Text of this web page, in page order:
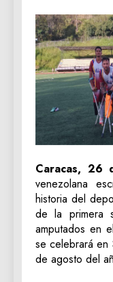
Caracas, 26
venezolana
historia del
de la primera
amputados en
se celebrará en
de agosto del